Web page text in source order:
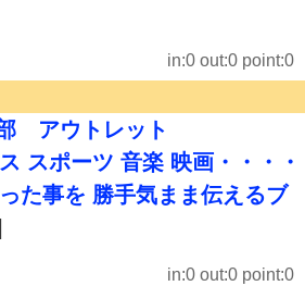
in:0 out:0 point:0
アウトレット
スポーツ 音楽 映画・・・・
た事を 勝手気まま伝えるブ
in:0 out:0 point:0